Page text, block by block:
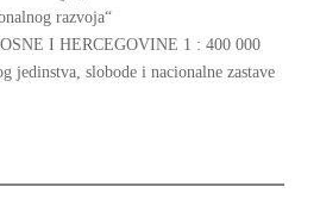
razvoja“
I HERCEGOVINE 1 : 400 000
jedinstva, slobode i nacionalne zastave